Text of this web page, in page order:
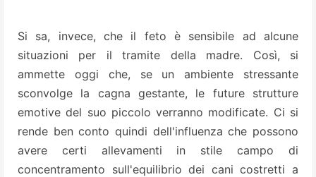
Si sa, invece, che il feto è sensibile ad alcune
situazioni per il tramite della madre. Così, si
ammette oggi che, se un ambiente stressante
sconvolge la cagna gestante, le future strutture
emotive del suo piccolo verranno modificate. Ci si
rende ben conto quindi dell'influenza che possono
avere certi allevamenti in stile campo di
concentramento sull'equilibrio dei cani costretti a